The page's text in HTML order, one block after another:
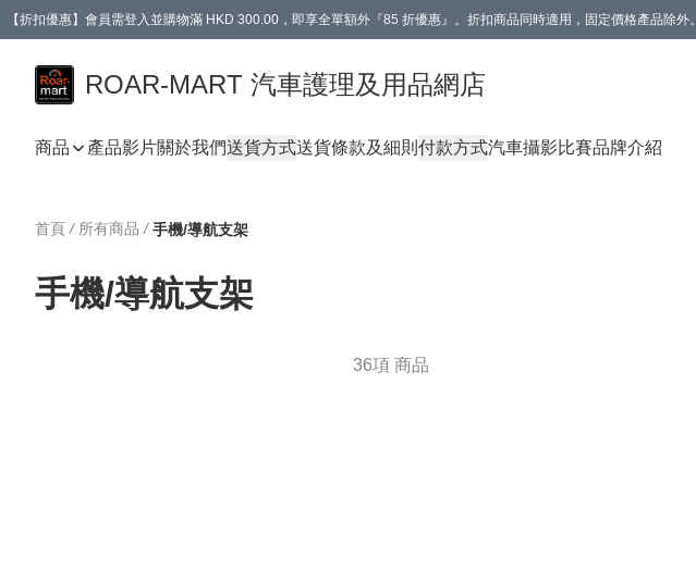
【折扣優惠】會員需登入並購物滿 HKD 300.00，即享全單額外『85 折優惠』。折扣商品同時適用，固定價格產品除外。
ROAR-MART 汽車護理及用品網店
商品 產品影片關於我們送貨方式送貨條款及細則 付款方式汽車攝影比賽品牌介紹
首頁 / 所有商品 / 手機/導航支架
手機/導航支架
36項 商品